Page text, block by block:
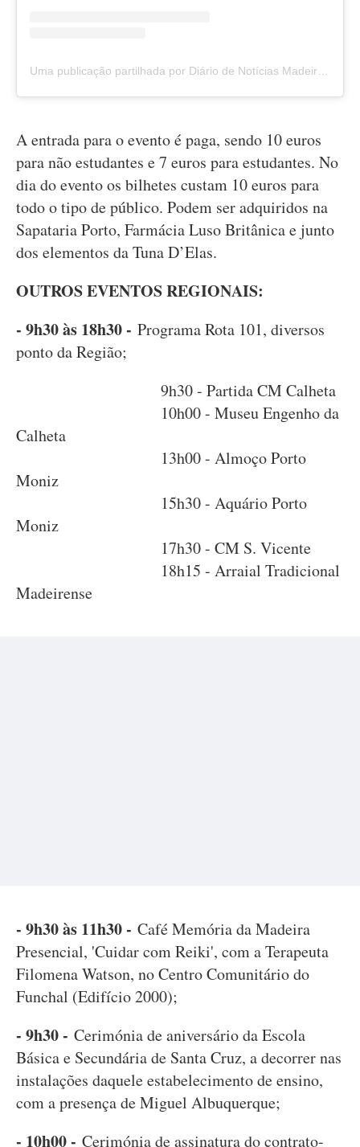
A entrada para o evento é paga, sendo 10 euros
para não estudantes e 7 euros para estudantes. No
dia do evento os bilhetes custam 10 euros para
todo o tipo de público. Podem ser adquiridos na
Sapataria Porto, Farmácia Luso Britânica e junto
dos elementos da Tuna D’Elas.
OUTROS EVENTOS REGIONAIS:
- 9h30 às 18h30 - Programa Rota 101, diversos
ponto da Região;
9h30 - Partida CM Calheta
10h00 - Museu Engenho da
Calheta
13h00 - Almoço Porto
Moniz
15h30 - Aquário Porto
Moniz
17h30 - CM S. Vicente
18h15 - Arraial Tradicional
Madeirense
- 9h30 às 11h30 - Café Memória da Madeira
Presencial, 'Cuidar com Reiki', com a Terapeuta
Filomena Watson, no Centro Comunitário do
Funchal (Edifício 2000);
- 9h30 - Cerimónia de aniversário da Escola
Básica e Secundária de Santa Cruz, a decorrer nas
instalações daquele estabelecimento de ensino,
com a presença de Miguel Albuquerque;
- 10h00 - Cerimónia de assinatura do contrato-